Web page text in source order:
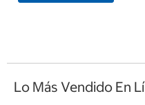
Lo Más Vendido En